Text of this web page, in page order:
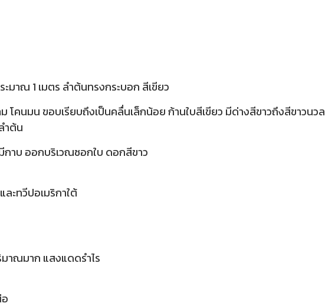
มาณ 1 เมตร ลำต้นทรงกระบอก สีเขียว
โคนมน ขอบเรียบถึงเป็นคลื่นเล็กน้อย ก้านใบสีเขียว มีด่างสีขาวถึงสีขาวนวล
ำต้น
าบ ออกบริเวณซอกใบ ดอกสีขาว
ะทวีปอเมริกาใต้
าณมาก แสงแดดรำไร